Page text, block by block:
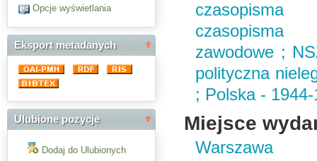
Opcje wyświetlania
Eksport metadanych
Ulubione pozycje
Dodaj do Ulubionych
zawodowe ;
polityczna
; Polska -
Miejsce
Warszawa